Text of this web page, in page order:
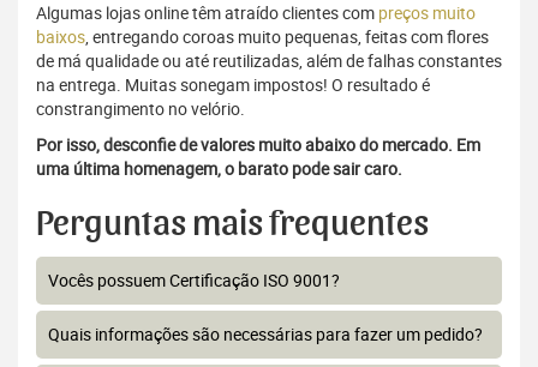
Algumas lojas online têm atraído clientes com preços muito
baixos, entregando coroas muito pequenas, feitas com flores
de má qualidade ou até reutilizadas, além de falhas constantes
na entrega. Muitas sonegam impostos! O resultado é
constrangimento no velório.
Por isso, desconfie de valores muito abaixo do mercado. Em
uma última homenagem, o barato pode sair caro.
Perguntas mais frequentes
Vocês possuem Certificação ISO 9001?
Quais informações são necessárias para fazer um pedido?